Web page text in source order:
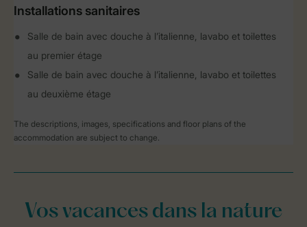
Installations sanitaires
Salle de bain avec douche à l’italienne, lavabo et toilettes
au premier étage
Salle de bain avec douche à l’italienne, lavabo et toilettes
au deuxième étage
The descriptions, images, specifications and floor plans of the
accommodation are subject to change.
Vos vacances dans la nature